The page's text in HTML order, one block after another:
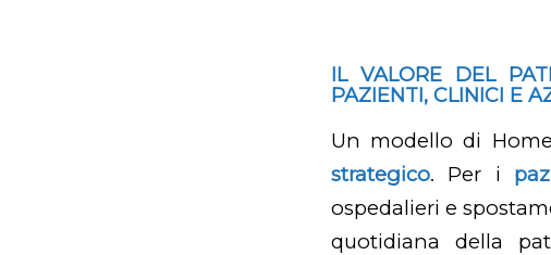
IL VALORE DEL
PAZIENTI, CLINICI E
Un modello di
strategico. Per i
ospedalieri e
quotidiana della